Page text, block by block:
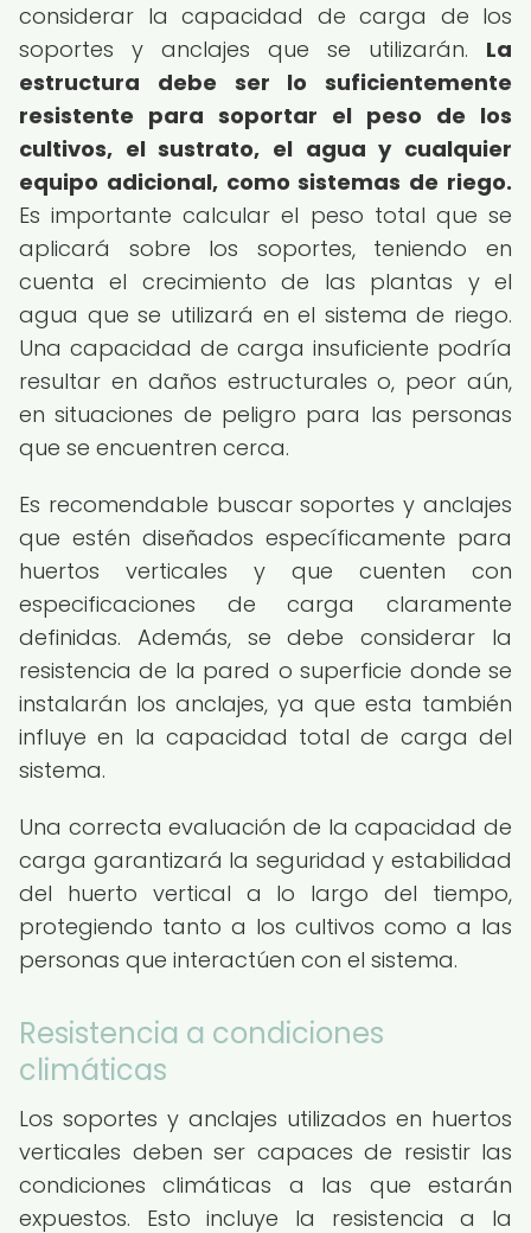
considerar la capacidad de carga de los
soportes y anclajes que se utilizarán. La
estructura debe ser lo suficientemente
resistente para soportar el peso de los
cultivos, el sustrato, el agua y cualquier
equipo adicional, como sistemas de riego.
Es importante calcular el peso total que se
aplicará sobre los soportes, teniendo en
cuenta el crecimiento de las plantas y el
agua que se utilizará en el sistema de riego.
Una capacidad de carga insuficiente podría
resultar en daños estructurales o, peor aún,
en situaciones de peligro para las personas
que se encuentren cerca.
Es recomendable buscar soportes y anclajes
que estén diseñados específicamente para
huertos verticales y que cuenten con
especificaciones de carga claramente
definidas. Además, se debe considerar la
resistencia de la pared o superficie donde se
instalarán los anclajes, ya que esta también
influye en la capacidad total de carga del
sistema.
Una correcta evaluación de la capacidad de
carga garantizará la seguridad y estabilidad
del huerto vertical a lo largo del tiempo,
protegiendo tanto a los cultivos como a las
personas que interactúen con el sistema.
Resistencia a condiciones
climáticas
Los soportes y anclajes utilizados en huertos
verticales deben ser capaces de resistir las
condiciones climáticas a las que estarán
expuestos. Esto incluye la resistencia a la